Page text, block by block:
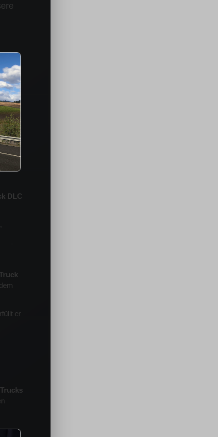
DLC
er